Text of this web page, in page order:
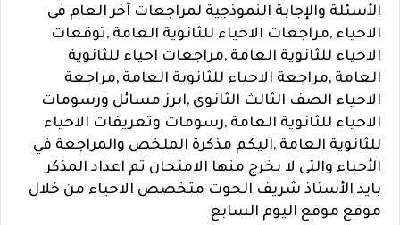
الأسئلة والإجابة النموذجية لمراجعات آخر العام فى
الاحياء ,مراجعات الاحياء للثانوية العامة ,توقعات
الاحياء للثانوية العامة ,مراجعات احياء للثانوية
العامة ,مراجعة الاحياء للثانوية العامة ,مراجعة
الاحياء الصف الثالث الثانوى ,ابرز مسائل ورسومات
الاحياء للثانوية العامة ,رسومات وتعريفات الاحياء
للثانوية العامة ,اليكم مذكرة الملخص والمراجعة في
الأحياء والتى لا يخرج منها الامتحان تم اعداد المذكر
بايد الأستاذ شريف الحوت متخصص الاحياء من خلال
موقع موقع اليوم السابع